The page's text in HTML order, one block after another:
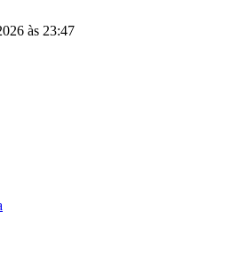
às 23:47